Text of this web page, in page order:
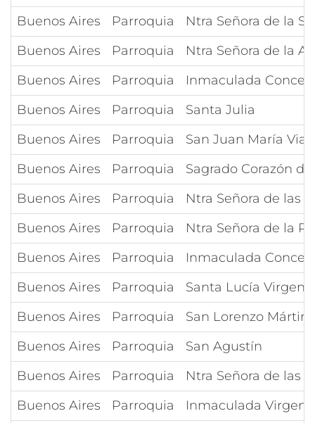
Buenos Aires
Parroquia
Ntra Señora de la
Buenos Aires
Parroquia
Ntra Señora de la
Buenos Aires
Parroquia
Inmaculada
Buenos Aires
Parroquia
Santa Julia
Buenos Aires
Parroquia
San Juan María
Buenos Aires
Parroquia
Sagrado Corazón de
Buenos Aires
Parroquia
Ntra Señora de las
Buenos Aires
Parroquia
Ntra Señora de la
Buenos Aires
Parroquia
Inmaculada
Buenos Aires
Parroquia
Santa Lucía Virgen
Buenos Aires
Parroquia
San Lorenzo Mártir
Buenos Aires
Parroquia
San Agustín
Buenos Aires
Parroquia
Ntra Señora de las
Buenos Aires
Parroquia Inmaculada Virgen